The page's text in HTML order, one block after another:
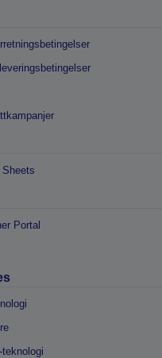
Portal